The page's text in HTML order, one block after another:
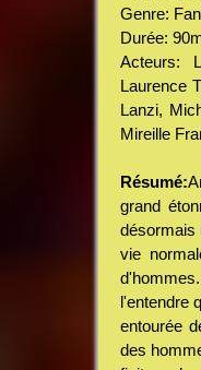
Genre:
Durée:
Acteurs:
Laurence
Lanzi,
Mireille
Résumé:
grand
désormais
vie
l'entendre
entourée
des